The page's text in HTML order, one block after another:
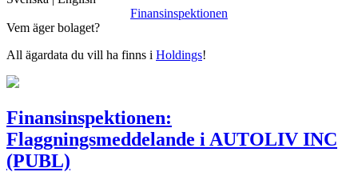
Finansinspektionen
Vem äger bolaget?
All ägardata du vill ha finns i Holdings!
Finansinspektionen:
Flaggningsmeddelande i AUTOLIV INC
(PUBL)